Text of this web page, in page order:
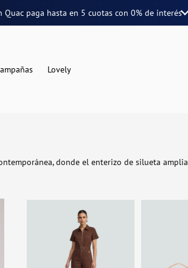
Quac paga hasta en 5 cuotascon 0% de interés
Lovely
donde el enterizo de silueta